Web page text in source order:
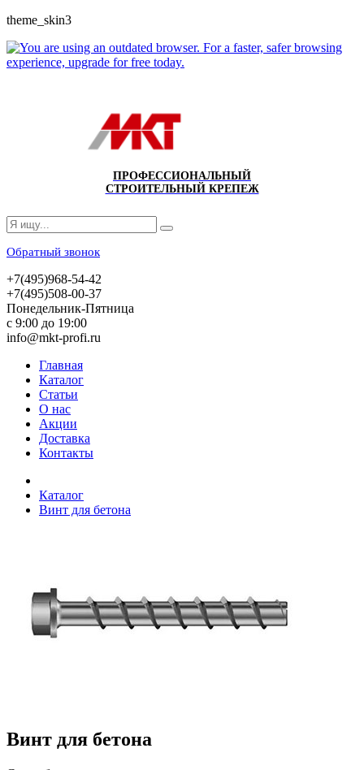
theme_skin3
ПРОФЕССИОНАЛЬНЫЙ
СТРОИТЕЛЬНЫЙ КРЕПЕЖ
Обратный звонок
+7(495)968-54-42
+7(495)508-00-37
Понедельник-Пятница
с 9:00 до 19:00
info@mkt-profi.ru
Главная
Каталог
Статьи
О нас
Акции
Доставка
Контакты
Каталог
Винт для бетона
Винт для бетона